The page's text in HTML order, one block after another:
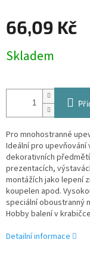
66,09 Kč
cena:
Skladem
Pro mnohostranné
Ideální pro
dekorativních
prezentacích,
montážích jako lepení
koupelen apod.
speciální oboustranný
Hobby balení v
Detailní informace